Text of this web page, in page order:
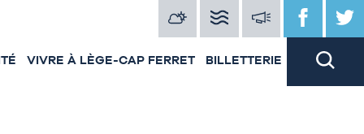
VIVRE À LÈGE-CAP FERRET BILLETTERIE